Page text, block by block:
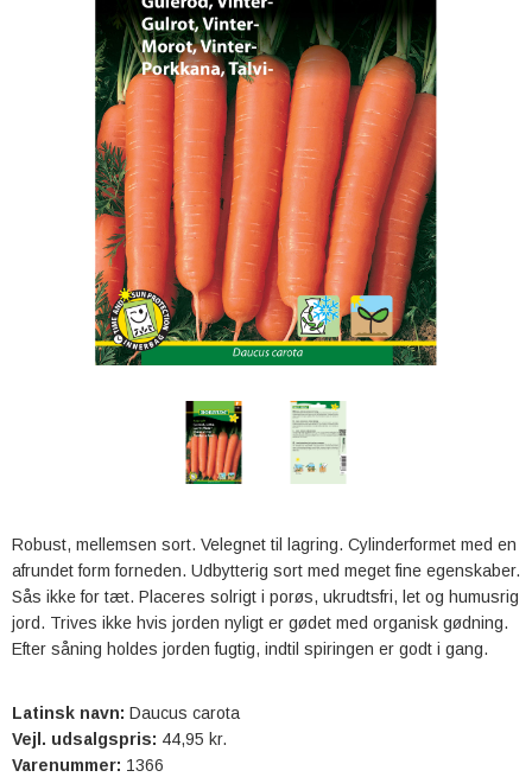
Robust, mellemsen sort. Velegnet til lagring. Cylinderformet med en
afrundet form forneden. Udbytterig sort med meget fine egenskaber.
Sås ikke for tæt. Placeres solrigt i porøs, ukrudtsfri, let og humusrig
jord. Trives ikke hvis jorden nyligt er gødet med organisk gødning.
Efter såning holdes jorden fugtig, indtil spiringen er godt i gang.
Latinsk navn: Daucus carota
Vejl. udsalgspris: 44,95 kr.
Varenummer: 1366